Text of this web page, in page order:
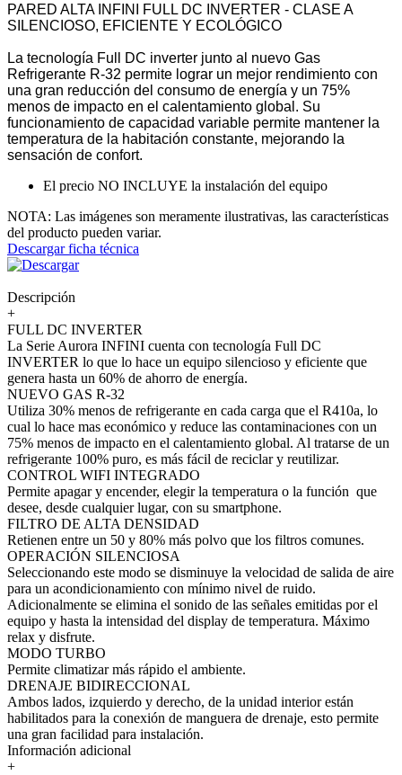
PARED ALTA INFINI FULL DC INVERTER - CLASE A
SILENCIOSO, EFICIENTE Y ECOLÓGICO
La tecnología Full DC inverter junto al nuevo Gas
Refrigerante R-32 permite lograr un mejor rendimiento con
una gran reducción del consumo de energía y un 75%
menos de impacto en el calentamiento global. Su
funcionamiento de capacidad variable permite mantener la
temperatura de la habitación constante, mejorando la
sensación de confort.
El precio NO INCLUYE la instalación del equipo
NOTA: Las imágenes son meramente ilustrativas, las características
del producto pueden variar.
Descargar ficha técnica
Descripción
+
FULL DC INVERTER
La Serie Aurora INFINI cuenta con tecnología Full DC
INVERTER lo que lo hace un equipo silencioso y eficiente que
genera hasta un 60% de ahorro de energía.
NUEVO GAS R-32
Utiliza 30% menos de refrigerante en cada carga que el R410a, lo
cual lo hace mas económico y reduce las contaminaciones con un
75% menos de impacto en el calentamiento global. Al tratarse de un
refrigerante 100% puro, es más fácil de reciclar y reutilizar.
CONTROL WIFI INTEGRADO
Permite apagar y encender, elegir la temperatura o la función que
desee, desde cualquier lugar, con su smartphone.
FILTRO DE ALTA DENSIDAD
Retienen entre un 50 y 80% más polvo que los filtros comunes.
OPERACIÓN SILENCIOSA
Seleccionando este modo se disminuye la velocidad de salida de aire
para un acondicionamiento con mínimo nivel de ruido.
Adicionalmente se elimina el sonido de las señales emitidas por el
equipo y hasta la intensidad del display de temperatura. Máximo
relax y disfrute.
MODO TURBO
Permite climatizar más rápido el ambiente.
DRENAJE BIDIRECCIONAL
Ambos lados, izquierdo y derecho, de la unidad interior están
habilitados para la conexión de manguera de drenaje, esto permite
una gran facilidad para instalación.
Información adicional
+